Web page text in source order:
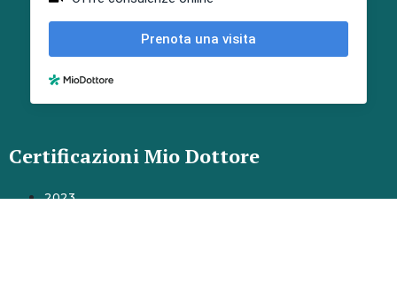
Certificazioni Mio Dottore
2023